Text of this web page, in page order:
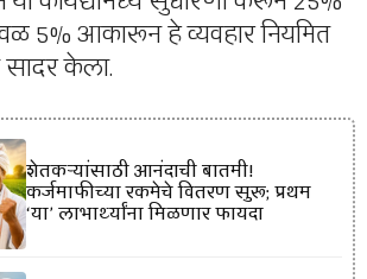
5% आकारून हे व्यवहार नियमित
सादर केला.
शेतकऱ्यांसाठी आनंदाची बातमी!
कर्जमाफीच्या रकमेचे वितरण सुरू; प्रथम
‘या’ लाभार्थ्यांना मिळणार फायदा